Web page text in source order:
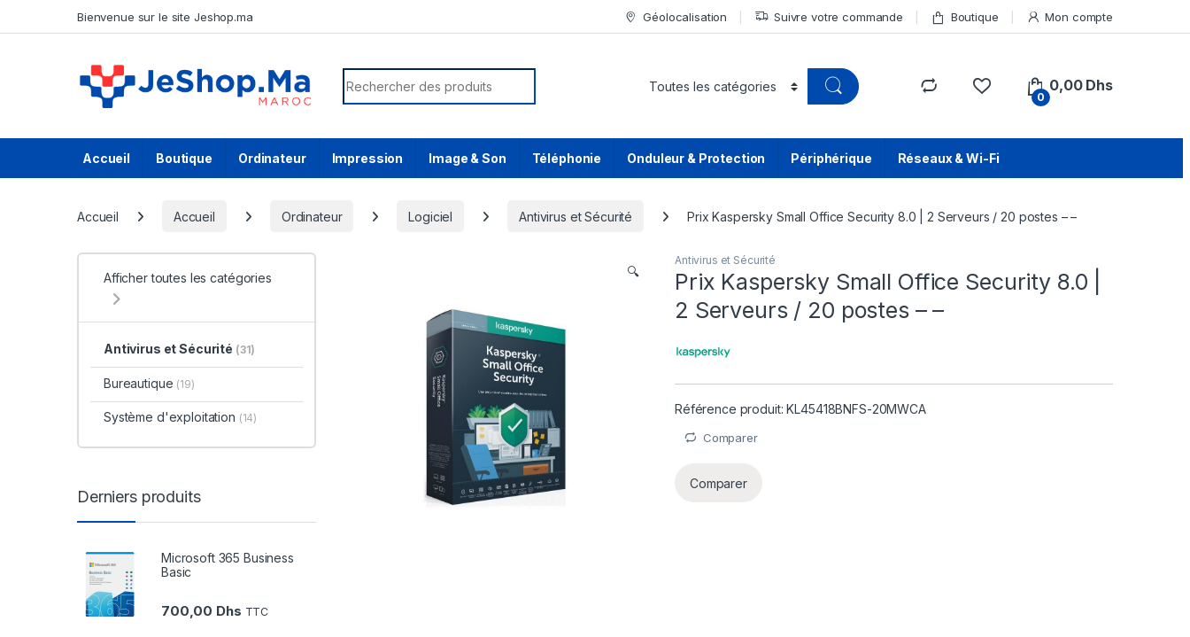
Bienvenue sur le site Jeshop.ma Géolocalisation Suivre votre commande Boutique Mon compte
Search for:
0
0,00 Dhs
Accueil Boutique Ordinateur Impression Image & Son Téléphonie Onduleur & Protection Périphérique Réseaux & Wi-Fi
Accueil Accueil Ordinateur Logiciel Antivirus et Sécurité Prix Kaspersky Small Office Security 8.0 | 2 Serveurs / 20 postes – –
🔍
Antivirus et Sécurité
Prix Kaspersky Small Office Security 8.0 |
2 Serveurs / 20 postes – –
Référence produit: KL45418BNFS-20MWCA
Comparer
Comparer
Afficher toutes les catégories
Antivirus et Sécurité (31)
Bureautique (19)
Système d'exploitation (14)
Derniers produits
Microsoft 365 Business
Basic
700,00 Dhs TTC